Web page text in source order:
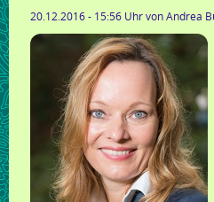
ein
wort
...
annette
bauer
20.12.2016 - 15:56 Uhrvon Andrea